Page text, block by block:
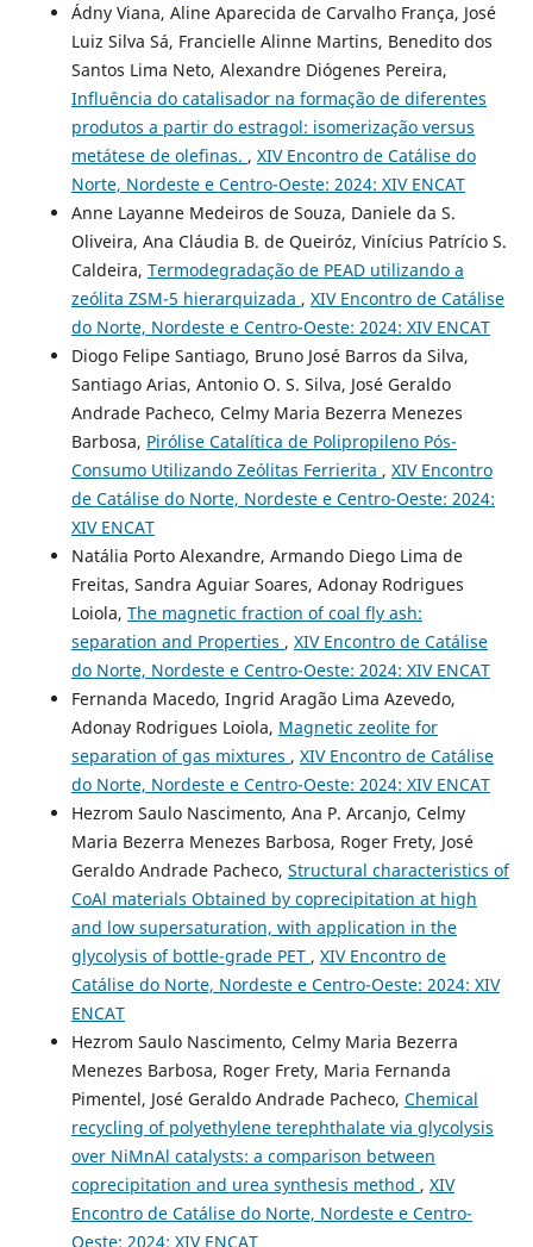
Ádny Viana, Aline Aparecida de Carvalho França, José
Luiz Silva Sá, Francielle Alinne Martins, Benedito dos
Santos Lima Neto, Alexandre Diógenes Pereira,
Influência do catalisador na formação de diferentes
produtos a partir do estragol: isomerização versus
metátese de olefinas. , XIV Encontro de Catálise do
Norte, Nordeste e Centro-Oeste: 2024: XIV ENCAT
Anne Layanne Medeiros de Souza, Daniele da S.
Oliveira, Ana Cláudia B. de Queiróz, Vinícius Patrício S.
Caldeira, Termodegradação de PEAD utilizando a
zeólita ZSM-5 hierarquizada , XIV Encontro de Catálise
do Norte, Nordeste e Centro-Oeste: 2024: XIV ENCAT
Diogo Felipe Santiago, Bruno José Barros da Silva,
Santiago Arias, Antonio O. S. Silva, José Geraldo
Andrade Pacheco, Celmy Maria Bezerra Menezes
Barbosa, Pirólise Catalítica de Polipropileno Pós-
Consumo Utilizando Zeólitas Ferrierita , XIV Encontro
de Catálise do Norte, Nordeste e Centro-Oeste: 2024:
XIV ENCAT
Natália Porto Alexandre, Armando Diego Lima de
Freitas, Sandra Aguiar Soares, Adonay Rodrigues
Loiola, The magnetic fraction of coal fly ash:
separation and Properties , XIV Encontro de Catálise
do Norte, Nordeste e Centro-Oeste: 2024: XIV ENCAT
Fernanda Macedo, Ingrid Aragão Lima Azevedo,
Adonay Rodrigues Loiola, Magnetic zeolite for
separation of gas mixtures , XIV Encontro de Catálise
do Norte, Nordeste e Centro-Oeste: 2024: XIV ENCAT
Hezrom Saulo Nascimento, Ana P. Arcanjo, Celmy
Maria Bezerra Menezes Barbosa, Roger Frety, José
Geraldo Andrade Pacheco, Structural characteristics of
CoAl materials Obtained by coprecipitation at high
and low supersaturation, with application in the
glycolysis of bottle-grade PET , XIV Encontro de
Catálise do Norte, Nordeste e Centro-Oeste: 2024: XIV
ENCAT
Hezrom Saulo Nascimento, Celmy Maria Bezerra
Menezes Barbosa, Roger Frety, Maria Fernanda
Pimentel, José Geraldo Andrade Pacheco, Chemical
recycling of polyethylene terephthalate via glycolysis
over NiMnAl catalysts: a comparison between
coprecipitation and urea synthesis method , XIV
Encontro de Catálise do Norte, Nordeste e Centro-
Oeste: 2024: XIV ENCAT